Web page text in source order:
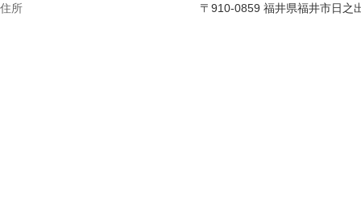
住所 〒910-0859 福井県福井市日之